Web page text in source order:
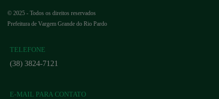
© 2025 - Todos os direitos reservados
Prefeitura de Vargem Grande do Rio Pardo
TELEFONE
(38) 3824-7121
E-MAIL PARA CONTATO